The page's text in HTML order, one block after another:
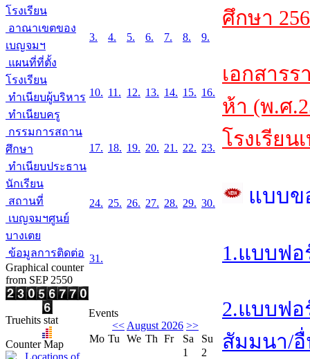
โรงเรียน
อาณาเขตของ
เบญจมฯ
แผนที่ที่ตั้ง
โรงเรียน
ทำเนียบผู้บริหาร
ทำเนียบครู
กรรมการสถาน
ศึกษา
ทำเนียบประธาน
นักเรียน
สถานที่
เบญจมฯศูนย์
บางเตย
ข้อมูลการติดต่อ
Graphical counter
from SEP 2550
Truehits stat
Counter Map
3. 4. 5. 6. 7. 8. 9.
10. 11. 12. 13. 14. 15. 16.
17. 18. 19. 20. 21. 22. 23.
24. 25. 26. 27. 28. 29. 30.
31.
Events
<< August 2026 >>
Mo Tu We Th Fr Sa
Su
1
2
ศึกษา
เอกสาร
ห้า (พ.ศ
โรงเรีย
แบบข
1.แบบฟ
2.แบบฟอ
สัมมนา/